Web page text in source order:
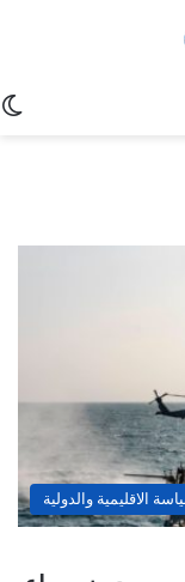
الاقليمية والدولية